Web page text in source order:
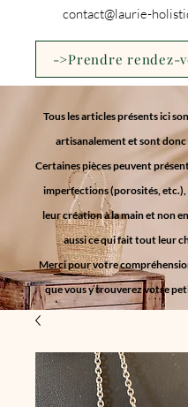
contact@laurie-
->Prendre rendez-
Tous les articles présents ici
artisanalement et sont donc
Certaines pièces peuvent
imperfections (porosités, etc.),
leur création à la main et non en
aussi ce qui fait tout leur
Merci pour votre
que vous y trouverez votre